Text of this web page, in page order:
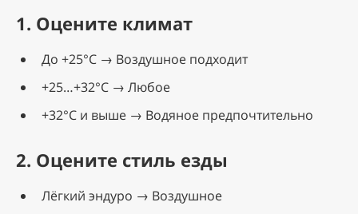
1. Оцените климат
До +25°C → Воздушное подходит
+25…+32°C → Любое
+32°C и выше → Водяное предпочтительно
2. Оцените стиль езды
Лёгкий эндуро → Воздушное